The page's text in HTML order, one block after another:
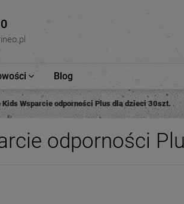
Blog
Wsparcie odporności Plus dla dzieci 30szt.
odporności